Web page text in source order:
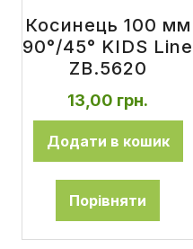
Косинець 100 мм
90°/45° KIDS Line
ZB.5620
13,00 грн.
Додати в кошик
Порівняти